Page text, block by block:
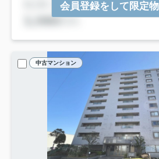
会員登録をして限定
中古マンション